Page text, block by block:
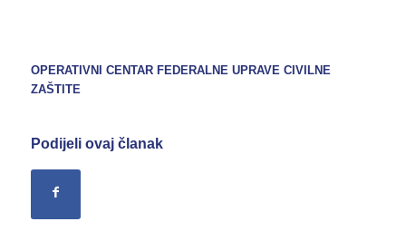
OPERATIVNI CENTAR FEDERALNE UPRAVE CIVILNE
ZAŠTITE
Podijeli ovaj članak